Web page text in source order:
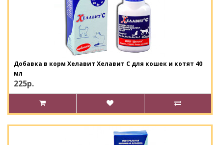
Добавка в корм Хелавит Хелавит C для кошек и котят 40
мл
225р.